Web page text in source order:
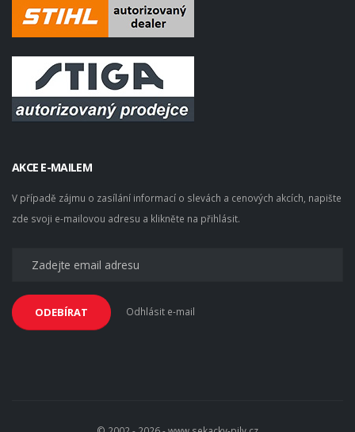
AKCE E-MAILEM
V případě zájmu o zasílání informací o slevách a cenových akcích, napište
zde svoji e-mailovou adresu a klikněte na přihlásit.
ODEBÍRAT Odhlásit e-mail